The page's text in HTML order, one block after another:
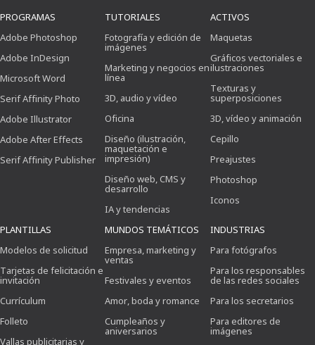
PROGRAMAS
Adobe Photoshop
Adobe InDesign
Microsoft Word
Serif Affinity Photo
Adobe Illustrator
Adobe After Effects
Serif Affinity Publisher
TUTORIALES
Fotografía y edición de
imágenes
Marketing y negocios en
línea
3D, audio y vídeo
Oficina
Diseño (ilustración,
maquetación e
impresión)
Diseño web, CMS y
desarrollo
IA y tendencias
ACTIVOS
Maquetas
Gráficos vectoriales e
ilustraciones
Texturas y
superposiciones
3D, vídeo y animación
Cepillo
Preajustes
Photoshop
Iconos
PLANTILLAS
Modelos de solicitud
Tarjetas de felicitación e
invitación
Currículum
Folleto
Vallas publicitarias y
MUNDOS TEMÁTICOS
Empresa, marketing y
ventas
Festivales y eventos
Amor, boda y romance
Cumpleaños y
aniversarios
INDUSTRIAS
Para fotógrafos
Para los responsables
de las redes sociales
Para los secretarios
Para editores de
imágenes